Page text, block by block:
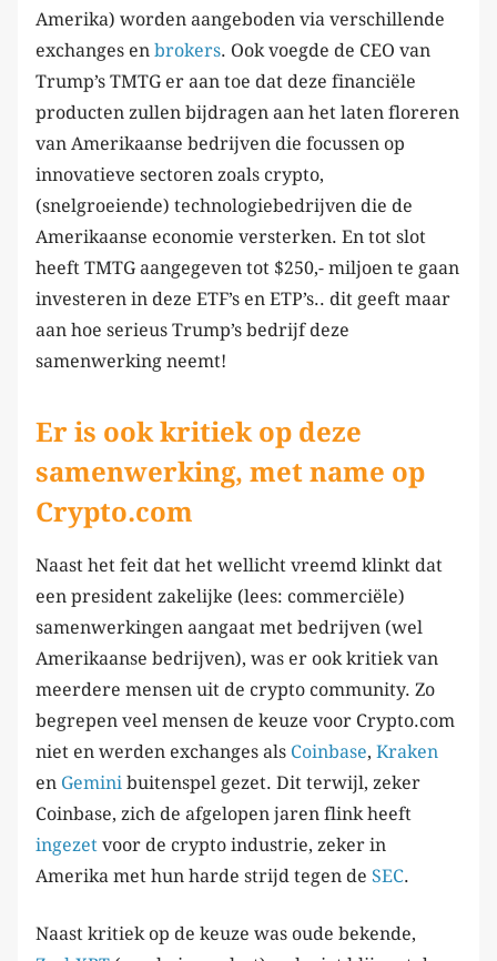
Amerika) worden aangeboden via verschillende
exchanges en brokers. Ook voegde de CEO van
Trump’s TMTG er aan toe dat deze financiële
producten zullen bijdragen aan het laten floreren
van Amerikaanse bedrijven die focussen op
innovatieve sectoren zoals crypto,
(snelgroeiende) technologiebedrijven die de
Amerikaanse economie versterken. En tot slot
heeft TMTG aangegeven tot $250,- miljoen te gaan
investeren in deze ETF’s en ETP’s.. dit geeft maar
aan hoe serieus Trump’s bedrijf deze
samenwerking neemt!
Er is ook kritiek op deze
samenwerking, met name op
Crypto.com
Naast het feit dat het wellicht vreemd klinkt dat
een president zakelijke (lees: commerciële)
samenwerkingen aangaat met bedrijven (wel
Amerikaanse bedrijven), was er ook kritiek van
meerdere mensen uit de crypto community. Zo
begrepen veel mensen de keuze voor Crypto.com
niet en werden exchanges als Coinbase, Kraken
en Gemini buitenspel gezet. Dit terwijl, zeker
Coinbase, zich de afgelopen jaren flink heeft
ingezet voor de crypto industrie, zeker in
Amerika met hun harde strijd tegen de SEC.
Naast kritiek op de keuze was oude bekende,